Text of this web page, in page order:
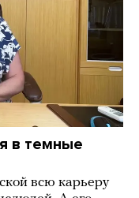
в темные
всю карьеру